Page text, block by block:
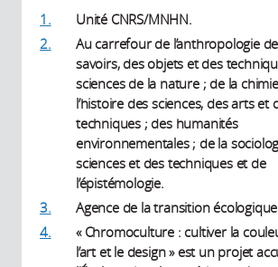
1.
Unité CNRS/MNHN.
2.
Au carrefour de l’anthropologie
savoirs, des objets et des
sciences de la nature ; de la
l’histoire des sciences, des arts et
techniques ; des humanités
environnementales ; de la
sciences et des techniques et de
l’épistémologie.
3.
Agence de la transition
4.
« Chromoculture : cultiver la
l’art et le design » est un projet